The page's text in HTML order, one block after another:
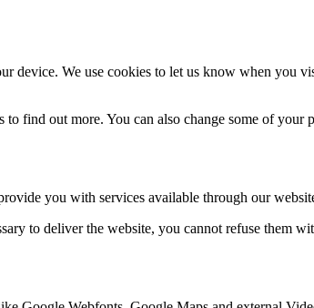
device. We use cookies to let us know when
find out more. You can also change some of
you with services available through our
to deliver the website, you cannot refuse